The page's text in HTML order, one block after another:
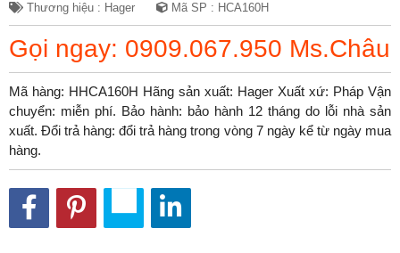
Thương hiệu : Hager Mã SP : HCA160H
Gọi ngay: 0909.067.950 Ms.Châu
Mã hàng: HHCA160H Hãng sản xuất: Hager Xuất xứ: Pháp Vận
chuyển: miễn phí. Bảo hành: bảo hành 12 tháng do lỗi nhà sản
xuất. Đổi trả hàng: đổi trả hàng trong vòng 7 ngày kể từ ngày mua
hàng.